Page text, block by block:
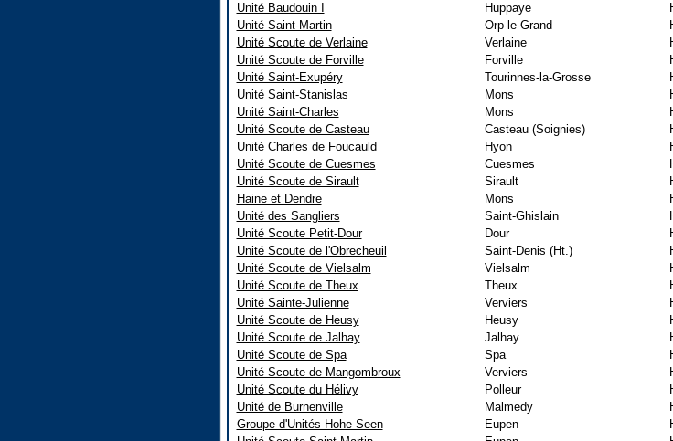
Unité Baudouin I
Huppaye
Unité Saint-Martin
Orp-le-Grand
Unité Scoute de Verlaine
Verlaine
Unité Scoute de Forville
Forville
Unité Saint-Exupéry
Tourinnes-la-Grosse
Unité Saint-Stanislas
Mons
Unité Saint-Charles
Mons
Unité Scoute de Casteau
Casteau (Soignies)
Unité Charles de Foucauld
Hyon
Unité Scoute de Cuesmes
Cuesmes
Unité Scoute de Sirault
Sirault
Haine et Dendre
Mons
Unité des Sangliers
Saint-Ghislain
Unité Scoute Petit-Dour
Dour
Unité Scoute de l'Obrecheuil
Saint-Denis (Ht.)
Unité Scoute de Vielsalm
Vielsalm
Unité Scoute de Theux
Theux
Unité Sainte-Julienne
Verviers
Unité Scoute de Heusy
Heusy
Unité Scoute de Jalhay
Jalhay
Unité Scoute de Spa
Spa
Unité Scoute de Mangombroux
Verviers
Unité Scoute du Hélivy
Polleur
Unité de Burnenville
Malmedy
Groupe d'Unités Hohe Seen
Eupen